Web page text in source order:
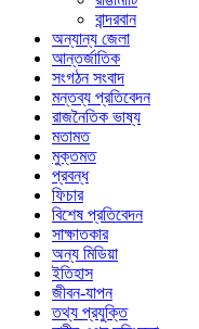
বান্দরবান
অন্যান্য জেলা
আন্তর্জাতিক
সংগঠন সংবাদ
মন্তব্য প্রতিবেদন
রাজনৈতিক ভাষ্য
মতামত
মুক্তমত
প্রবন্ধ
ফিচার
বিশেষ প্রতিবেদন
সাক্ষাতকার
অন্য মিডিয়া
ইতিহাস
জীবন-যাপন
তথ্য প্রযুক্তি